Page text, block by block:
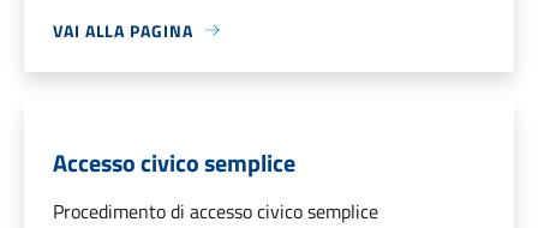
VAI ALLA PAGINA
Accesso civico semplice
Procedimento di accesso civico semplice